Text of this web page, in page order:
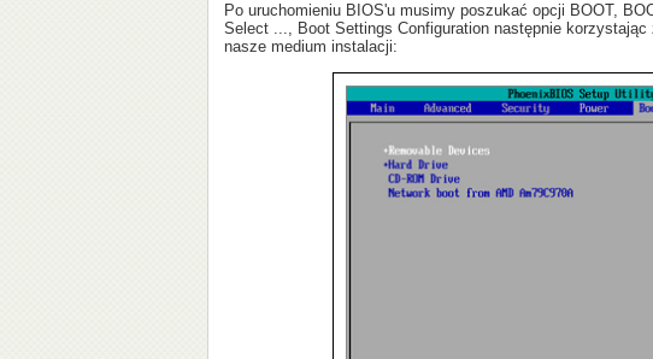
Po uruchomieniu BIOS'u musimy poszukać opcji BOOT,
Select ..., Boot Settings Configuration następnie
nasze medium instalacji: